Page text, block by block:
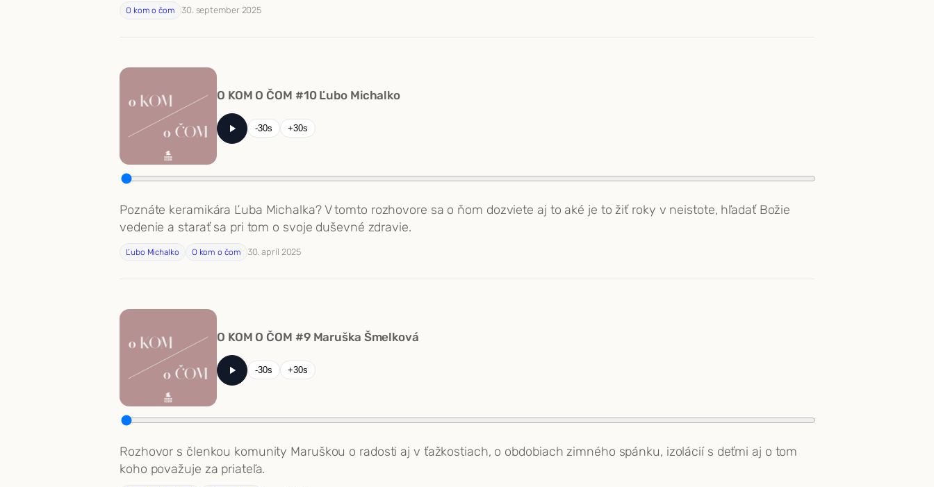
O kom o čom 30. september 2025
O KOM O ČOM #10 Ľubo Michalko
-30s +30s
Poznáte keramikára Ľuba Michalka? V tomto rozhovore sa o ňom dozviete aj to aké je to žiť roky v neistote, hľadať Božie
vedenie a starať sa pri tom o svoje duševné zdravie.
Ľubo Michalko O kom o čom 30. apríl 2025
O KOM O ČOM #9 Maruška Šmelková
-30s +30s
Rozhovor s členkou komunity Maruškou o radosti aj v ťažkostiach, o obdobiach zimného spánku, izolácií s deťmi aj o tom
koho považuje za priateľa.